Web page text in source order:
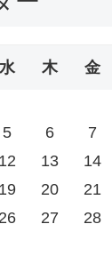
水 木 金
5 6 7
12 13 14
19 20 21
26 27 28